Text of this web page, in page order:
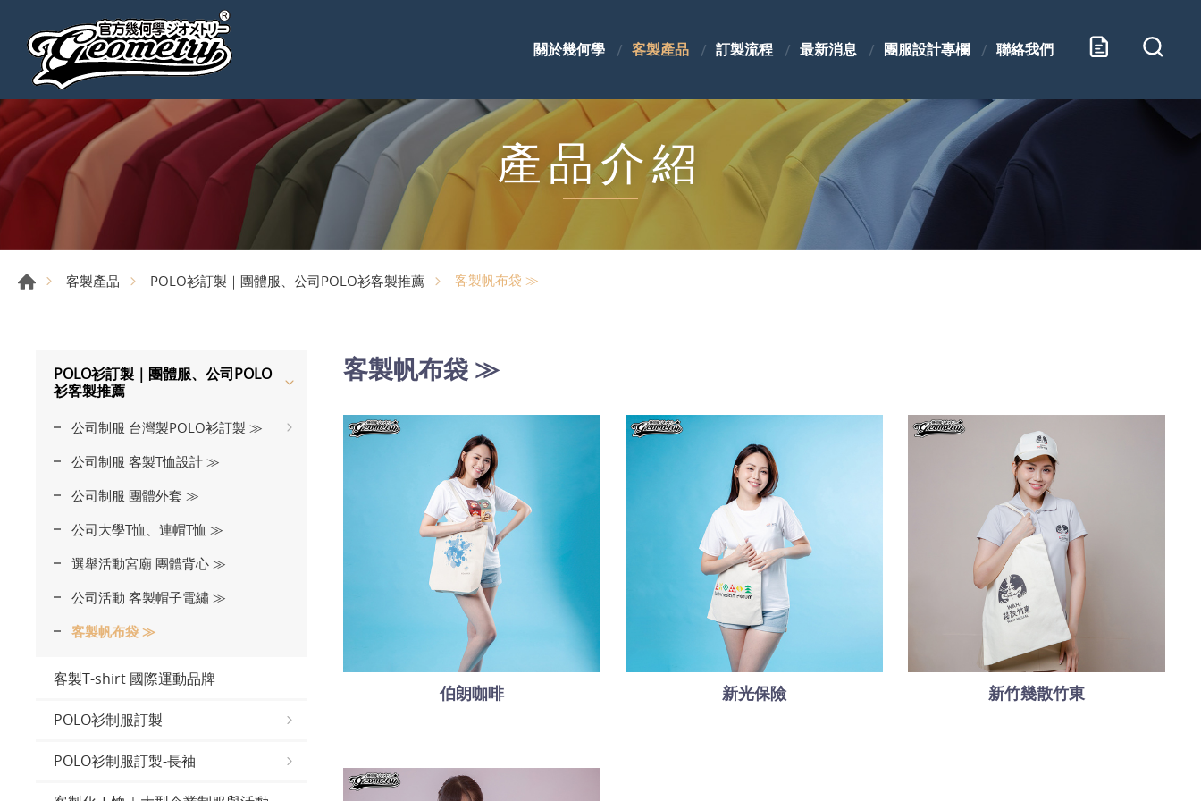
關於幾何學 客製產品 訂製流程 最新消息 團服設計專欄 聯絡我們
產品介紹
客製產品 POLO衫訂製｜團體服、公司POLO衫客製推薦 客製帆布袋 ≫
POLO衫訂製｜團體服、公司POLO
衫客製推薦
公司制服 台灣製POLO衫訂製 ≫
公司制服 客製T恤設計 ≫
公司制服 團體外套 ≫
公司大學T恤、連帽T恤 ≫
選舉活動宮廟 團體背心 ≫
公司活動 客製帽子電繡 ≫
客製帆布袋 ≫
客製T-shirt 國際運動品牌
POLO衫制服訂製
POLO衫制服訂製-長袖
客製帆布袋 ≫
伯朗咖啡 新光保險 新竹幾散竹東